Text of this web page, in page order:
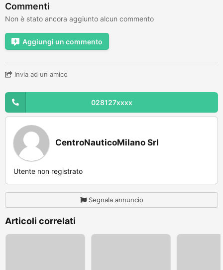
Commenti
Non è stato ancora aggiunto alcun commento
Aggiungi un commento
Invia ad un amico
028127xxxx
CentroNauticoMilano Srl
Utente non registrato
Segnala annuncio
Articoli correlati